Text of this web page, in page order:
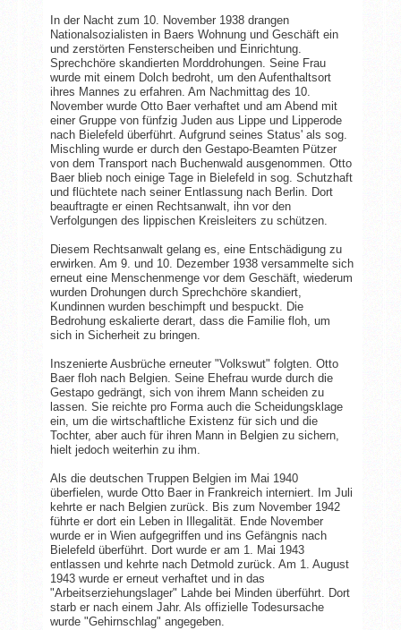
In der Nacht zum 10. November 1938 drangen
Nationalsozialisten in Baers Wohnung und Geschäft ein
und zerstörten Fensterscheiben und Einrichtung.
Sprechchöre skandierten Morddrohungen. Seine Frau
wurde mit einem Dolch bedroht, um den Aufenthaltsort
ihres Mannes zu erfahren. Am Nachmittag des 10.
November wurde Otto Baer verhaftet und am Abend mit
einer Gruppe von fünfzig Juden aus Lippe und Lipperode
nach Bielefeld überführt. Aufgrund seines Status' als sog.
Mischling wurde er durch den Gestapo-Beamten Pützer
von dem Transport nach Buchenwald ausgenommen. Otto
Baer blieb noch einige Tage in Bielefeld in sog. Schutzhaft
und flüchtete nach seiner Entlassung nach Berlin. Dort
beauftragte er einen Rechtsanwalt, ihn vor den
Verfolgungen des lippischen Kreisleiters zu schützen.
Diesem Rechtsanwalt gelang es, eine Entschädigung zu
erwirken. Am 9. und 10. Dezember 1938 versammelte sich
erneut eine Menschenmenge vor dem Geschäft, wiederum
wurden Drohungen durch Sprechchöre skandiert,
Kundinnen wurden beschimpft und bespuckt. Die
Bedrohung eskalierte derart, dass die Familie floh, um
sich in Sicherheit zu bringen.
Inszenierte Ausbrüche erneuter "Volkswut" folgten. Otto
Baer floh nach Belgien. Seine Ehefrau wurde durch die
Gestapo gedrängt, sich von ihrem Mann scheiden zu
lassen. Sie reichte pro Forma auch die Scheidungsklage
ein, um die wirtschaftliche Existenz für sich und die
Tochter, aber auch für ihren Mann in Belgien zu sichern,
hielt jedoch weiterhin zu ihm.
Als die deutschen Truppen Belgien im Mai 1940
überfielen, wurde Otto Baer in Frankreich interniert. Im Juli
kehrte er nach Belgien zurück. Bis zum November 1942
führte er dort ein Leben in Illegalität. Ende November
wurde er in Wien aufgegriffen und ins Gefängnis nach
Bielefeld überführt. Dort wurde er am 1. Mai 1943
entlassen und kehrte nach Detmold zurück. Am 1. August
1943 wurde er erneut verhaftet und in das
"Arbeitserziehungslager" Lahde bei Minden überführt. Dort
starb er nach einem Jahr. Als offizielle Todesursache
wurde "Gehirnschlag" angegeben.